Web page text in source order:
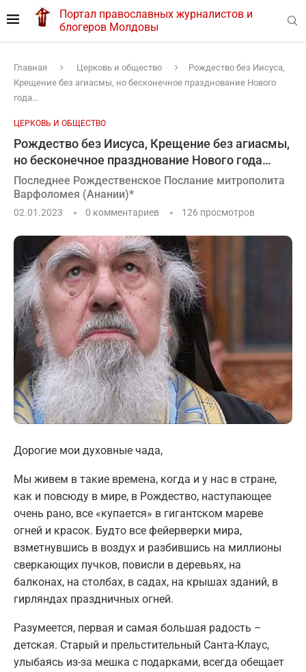
Портал православных журналистов и
блогеров Молдовы
Главная Церковь и общество
Рождество без Иисуса,
Крещение без агиасмы, но бесконечное празднование Нового
года…
ЦЕРКОВЬ И ОБЩЕСТВО
Рождество без Иисуса, Крещение без агиасмы,
но бесконечное празднование Нового года…
Последнее Рождественское Послание митрополита
Варфоломея (Анании)*
02.01.2023 0 комментариев 126 просмотров
Дорогие мои духовные чада,
Мы живем в такие времена, когда и у нас в стране,
как и повсюду в мире, в Рождество, наступающее
очень рано, все «купается» в гигантском мареве
огней и красок. Будто все фейерверки мира,
взметнувшись в воздух и разбившись на миллионы
сверкающих пучков, повисли в деревьях, на
балконах, на столбах, в садах, на крышах зданий, в
гирляндах праздничных огней.
Разумеется, первая и самая большая радость –
детская. Старый и прельстительный Санта-Клаус,
улыбаясь из-за мешка с подарками, всегда обещает